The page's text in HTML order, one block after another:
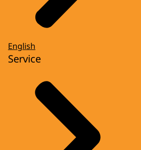
English
Service